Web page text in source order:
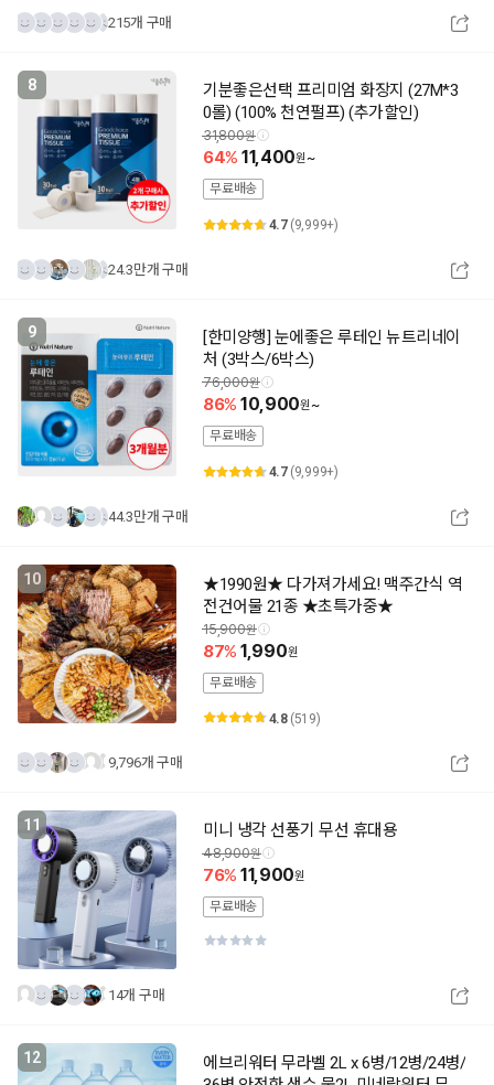
215개 구매
8
기분좋은선택 프리미엄 화장지 (27M*3
0롤) (100% 천연펄프) (추가할인)
31,800
64 11,400
~
무료배송
4.7 (9,999+)
24.3만개 구매
9
[한미양행] 눈에좋은 루테인 뉴트리네이
처 (3박스/6박스)
76,000
86 10,900
~
무료배송
4.7 (9,999+)
44.3만개 구매
10
★1990원★ 다가져가세요! 맥주간식 역
전건어물 21종 ★초특가중★
15,900
87 1,990
무료배송
4.8 (519)
9,796개 구매
11 미니 냉각 선풍기 무선 휴대용
48,900
76 11,900
무료배송
14개 구매
12
에브리워터 무라벨 2L x 6병/12병/24병/